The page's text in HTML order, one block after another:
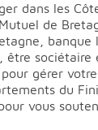
dans les
de
être
gérer
du
vous